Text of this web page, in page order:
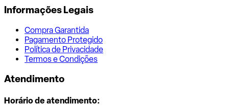
Informações Legais
Compra Garantida
Pagamento Protegido
Política de Privacidade
Termos e Condições
Atendimento
Horário de atendimento: